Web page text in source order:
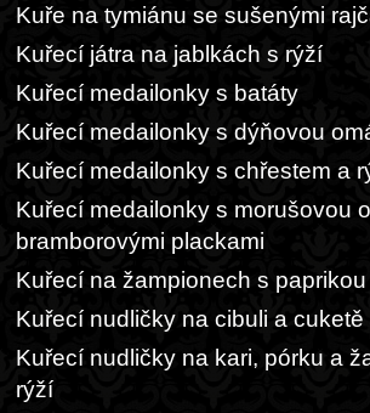
Kuře na tymiánu se sušenými
Kuřecí játra na jablkách s rýží
Kuřecí medailonky s batáty
Kuřecí medailonky s dýňovou
Kuřecí medailonky s chřestem a
Kuřecí medailonky s morušovou
bramborovými plackami
Kuřecí na žampionech s
Kuřecí nudličky na cibuli a cuketě
Kuřecí nudličky na kari, pórku a
rýží